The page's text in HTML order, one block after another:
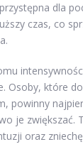
dla
czas, co
Osoby, które
powinny
je zwiększać.
oraz